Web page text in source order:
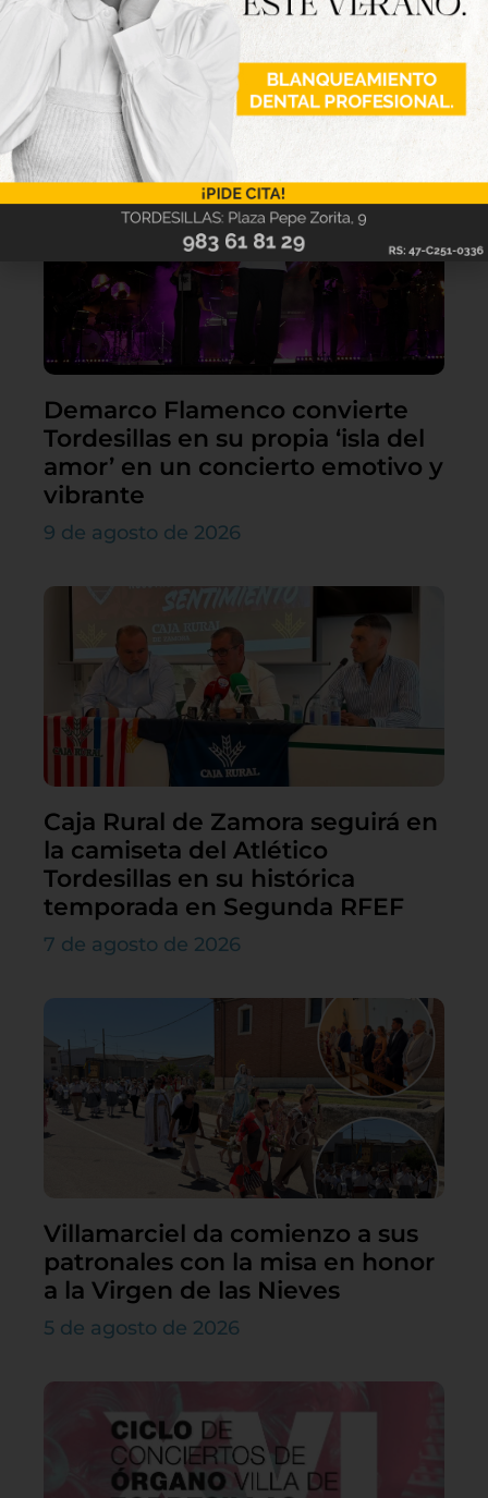
Lo último
Demarco Flamenco convierte
Tordesillas en su propia ‘isla del
amor’ en un concierto emotivo y
vibrante
9 de agosto de 2026
Caja Rural de Zamora seguirá en
la camiseta del Atlético
Tordesillas en su histórica
temporada en Segunda RFEF
7 de agosto de 2026
Villamarciel da comienzo a sus
patronales con la misa en honor
a la Virgen de las Nieves
5 de agosto de 2026